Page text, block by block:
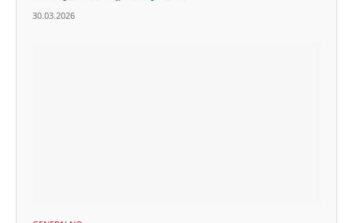
30.03.2026